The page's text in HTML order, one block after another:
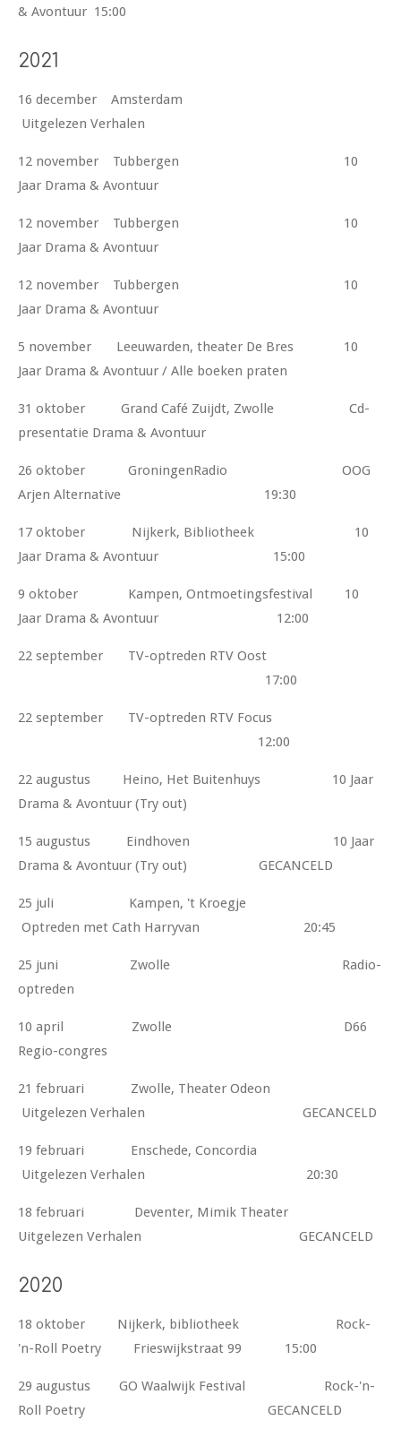
& Avontuur 15:00
2021
16 december Amsterdam
Uitgelezen Verhalen
12 november Tubbergen 10
Jaar Drama & Avontuur
12 november Tubbergen 10
Jaar Drama & Avontuur
12 november Tubbergen 10
Jaar Drama & Avontuur
5 november Leeuwarden, theater De Bres 10
Jaar Drama & Avontuur / Alle boeken praten
31 oktober Grand Café Zuijdt, Zwolle Cd-
presentatie Drama & Avontuur
26 oktober GroningenRadio OOG
Arjen Alternative 19:30
17 oktober Nijkerk, Bibliotheek 10
Jaar Drama & Avontuur 15:00
9 oktober Kampen, Ontmoetingsfestival 10
Jaar Drama & Avontuur 12:00
22 september TV-optreden RTV Oost
17:00
22 september TV-optreden RTV Focus
12:00
22 augustus Heino, Het Buitenhuys 10 Jaar
Drama & Avontuur (Try out)
15 augustus Eindhoven 10 Jaar
Drama & Avontuur (Try out) GECANCELD
25 juli Kampen, 't Kroegje
Optreden met Cath Harryvan 20:45
25 juni Zwolle Radio-
optreden
10 april Zwolle D66
Regio-congres
21 februari Zwolle, Theater Odeon
Uitgelezen Verhalen GECANCELD
19 februari Enschede, Concordia
Uitgelezen Verhalen 20:30
18 februari Deventer, Mimik Theater
Uitgelezen Verhalen GECANCELD
2020
18 oktober Nijkerk, bibliotheek Rock-
'n-Roll Poetry Frieswijkstraat 99 15:00
29 augustus GO Waalwijk Festival Rock-'n-
Roll Poetry GECANCELD